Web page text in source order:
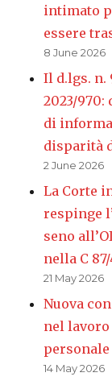
intimato
essere
8 June 2026
Il d.lgs. n.
2023/
di
disparità
2 June 2026
La Corte
respinge
seno
nella C
21 May 2026
Nuova
nel lavoro
personale
14 May 2026